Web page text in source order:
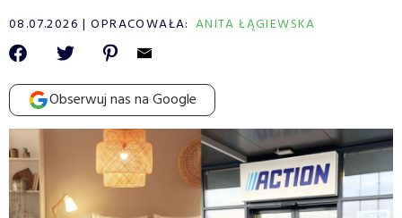
08.07.2026 OPRACOWAŁA: ANITA ŁĄGIEWSKA
Obserwuj nas na Google